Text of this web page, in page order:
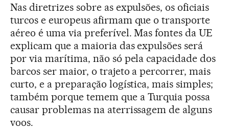
Nas diretrizes sobre as expulsões, os oficiais
turcos e europeus afirmam que o transporte
aéreo é uma via preferível. Mas fontes da UE
explicam que a maioria das expulsões será
por via marítima, não só pela capacidade dos
barcos ser maior, o trajeto a percorrer, mais
curto, e a preparação logística, mais simples;
também porque temem que a Turquia possa
causar problemas na aterrissagem de alguns
voos.